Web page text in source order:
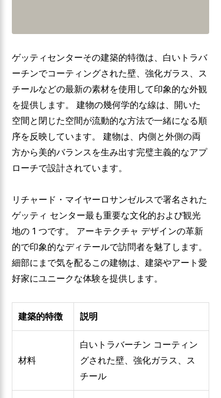
ゲッティセンターその建築的特徴は、白いトラバ
ーチンでコーティングされた壁、強化ガラス、ス
チールなどの最新の素材を使用して印象的な外観
を提供します。 建物の幾何学的な線は、開いた
空間と閉じた空間が流動的な方法で一緒になる順
序を反映しています。 建物は、内側と外側の両
方から美的バランスを生み出す完璧主義的なアプ
ローチで設計されています。
リチャード・マイヤーロサンゼルスで署名された
ゲッティ センター最も重要な文化的および観光
地の 1 つです。 アーキテクチャ デザインの革新
的で印象的なディテールで訪問者を魅了します。
細部にまで気を配るこの建物は、建築やアート愛
好家にユニークな体験を提供します。
建築的特徴 説明
材料
白いトラバーチン コーティン
グされた壁、強化ガラス、ス
チール